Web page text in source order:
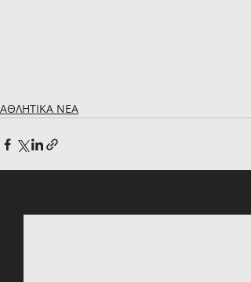
ΑΘΛΗΤΙΚΑ ΝΕΑ